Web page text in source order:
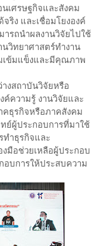
เศรษฐกิจและสังคม
ริง และเชื่อมโยงองค์
รถนำผลงานวิจัยไปใช้
นวิทยาศาสตร์ทำงาน
เข้มแข็งและมีคุณภาพ
งสถาบันวิจัยหรือ
ค์ความรู้ งานวิจัยและ
คธุรกิจหรือภาคสังคม
ย์ผู้ประกอบการที่มาใช้
ทำธุรกิจและ
มือช่วยเหลือผู้ประกอบ
บการให้ประสบความ